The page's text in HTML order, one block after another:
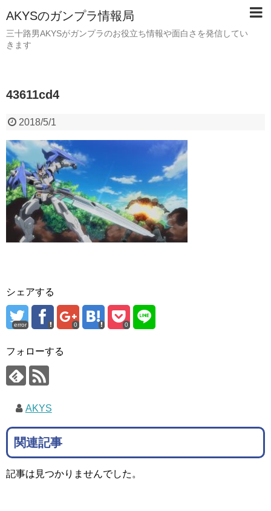
AKYSのガンプラ情報局
三十路男AKYSがガンプラのお役立ち情報や面白さを発信してい
きます
43611cd4
2018/5/1
シェアする
error 0 0
フォローする
AKYS
関連記事
記事は見つかりませんでした。